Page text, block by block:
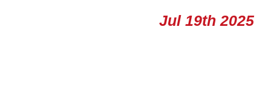
Jul 19th 2025